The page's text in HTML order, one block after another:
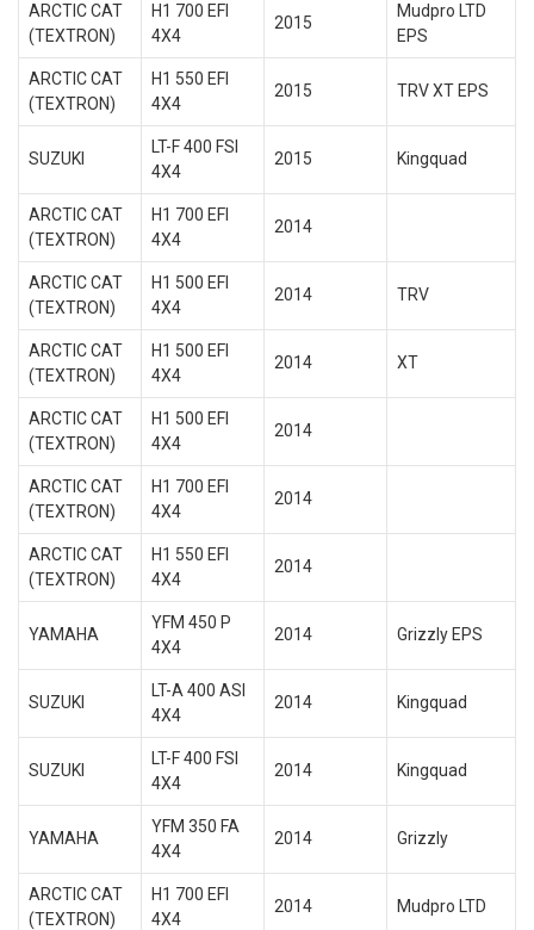
ARCTIC CAT
(TEXTRON)
H1 700 EFI
4X4
2015
Mudpro LTD
EPS
ARCTIC CAT
(TEXTRON)
H1 550 EFI
4X4
2015 TRV XT EPS
SUZUKI
LT-F 400 FSI
4X4
2015 Kingquad
ARCTIC CAT
(TEXTRON)
H1 700 EFI
4X4
2014
ARCTIC CAT
(TEXTRON)
H1 500 EFI
4X4
2014 TRV
ARCTIC CAT
(TEXTRON)
H1 500 EFI
4X4
2014 XT
ARCTIC CAT
(TEXTRON)
H1 500 EFI
4X4
2014
ARCTIC CAT
(TEXTRON)
H1 700 EFI
4X4
2014
ARCTIC CAT
(TEXTRON)
H1 550 EFI
4X4
2014
YAMAHA
YFM 450 P
4X4
2014 Grizzly EPS
SUZUKI
LT-A 400 ASI
4X4
2014 Kingquad
SUZUKI
LT-F 400 FSI
4X4
2014 Kingquad
YAMAHA
YFM 350 FA
4X4
2014 Grizzly
ARCTIC CAT
(TEXTRON)
H1 700 EFI
4X4
2014 Mudpro LTD